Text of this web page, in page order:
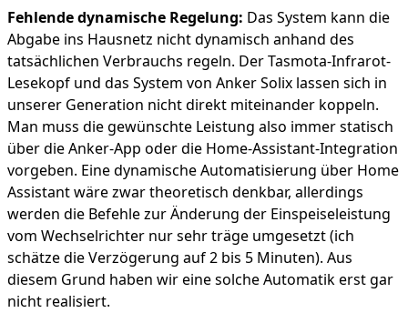
Fehlende dynamische Regelung: Das System kann die
Abgabe ins Hausnetz nicht dynamisch anhand des
tatsächlichen Verbrauchs regeln. Der Tasmota-Infrarot-
Lesekopf und das System von Anker Solix lassen sich in
unserer Generation nicht direkt miteinander koppeln.
Man muss die gewünschte Leistung also immer statisch
über die Anker-App oder die Home-Assistant-Integration
vorgeben. Eine dynamische Automatisierung über Home
Assistant wäre zwar theoretisch denkbar, allerdings
werden die Befehle zur Änderung der Einspeiseleistung
vom Wechselrichter nur sehr träge umgesetzt (ich
schätze die Verzögerung auf 2 bis 5 Minuten). Aus
diesem Grund haben wir eine solche Automatik erst gar
nicht realisiert.